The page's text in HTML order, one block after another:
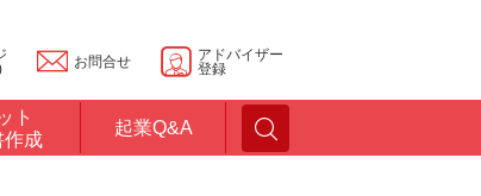
お問合せ
アドバイザー
登録
ト
作成
起業Q&A